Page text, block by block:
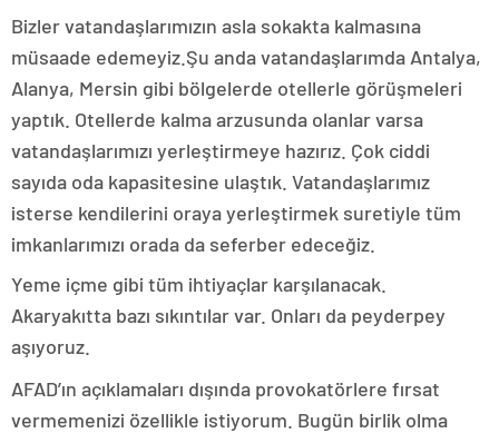
Bizler vatandaşlarımızın asla sokakta kalmasına
müsaade edemeyiz.Şu anda vatandaşlarımda Antalya,
Alanya, Mersin gibi bölgelerde otellerle görüşmeleri
yaptık. Otellerde kalma arzusunda olanlar varsa
vatandaşlarımızı yerleştirmeye hazırız. Çok ciddi
sayıda oda kapasitesine ulaştık. Vatandaşlarımız
isterse kendilerini oraya yerleştirmek suretiyle tüm
imkanlarımızı orada da seferber edeceğiz.
Yeme içme gibi tüm ihtiyaçlar karşılanacak.
Akaryakıtta bazı sıkıntılar var. Onları da peyderpey
aşıyoruz.
AFAD’ın açıklamaları dışında provokatörlere fırsat
vermemenizi özellikle istiyorum. Bugün birlik olma